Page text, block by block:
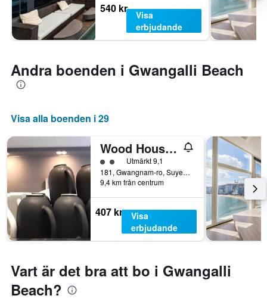
540 kr
Visa
erbjudande
Andra boenden i Gwangalli Beach
Visa alla boenden i 29
Wood House Hotel
Klasskategori: 2
Utmärkt 9,1
181, Gwangnam-ro, Suyeong-gu, Pusan, Sydkorea
9,4 km från centrum
407 kr
Visa
erbjudande
Vart är det bra att bo i Gwangalli
Beach?